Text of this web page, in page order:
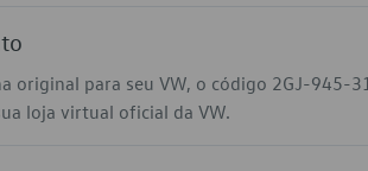
original para seu VW, o código 2GJ-945-
loja virtual oficial da VW.